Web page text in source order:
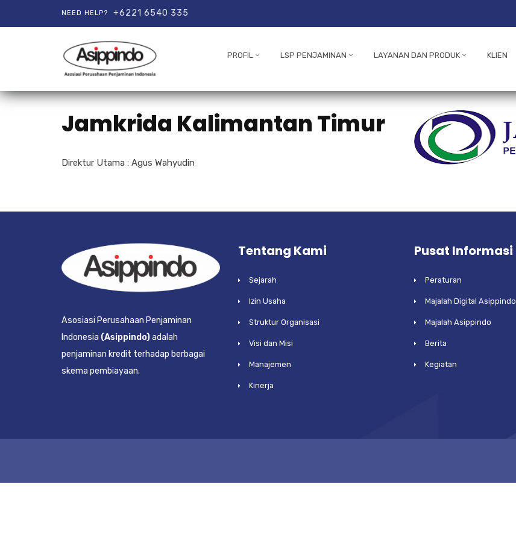
NEED HELP? +6221 6540 335
PROFIL LSP PENJAMINAN LAYANAN DAN PRODUK KLIEN
Jamkrida Kalimantan Timur
Direktur Utama : Agus Wahyudin
Asosiasi Perusahaan Penjaminan
Indonesia (Asippindo)adalah
penjaminan kredit terhadap berbagai
skema pembiayaan.
Tentang Kami
Sejarah
Izin Usaha
Struktur Organisasi
Visi dan Misi
Manajemen
Kinerja
Pusat Informasi
Peraturan
Majalah Digital Asippindo
Majalah Asippindo
Berita
Kegiatan